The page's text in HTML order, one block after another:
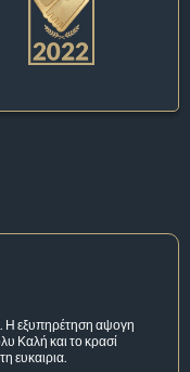
Η εξυπηρέτηση αψογη
Καλή και το κρασί
ευκαιρια.